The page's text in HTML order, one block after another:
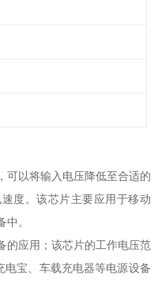
可以将输入电压降低至合适的
度。该芯片主要应用于移动
。
的应用；该芯片的工作电压范
电宝、车载充电器等电源设备